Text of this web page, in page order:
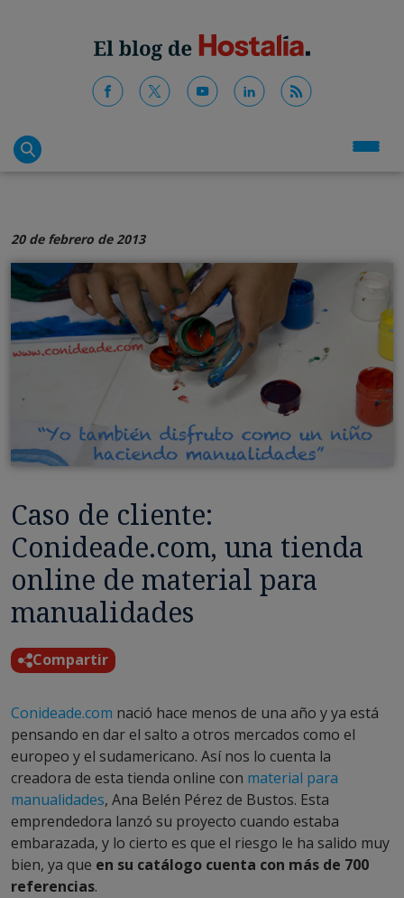
20 de febrero de 2013
Caso de cliente:
Conideade.com, una tienda
online de material para
manualidades
Compartir
Conideade.com nació hace menos de una año y ya está
pensando en dar el salto a otros mercados como el
europeo y el sudamericano. Así nos lo cuenta la
creadora de esta tienda online con material para
manualidades, Ana Belén Pérez de Bustos. Esta
emprendedora lanzó su proyecto cuando estaba
embarazada, y lo cierto es que el riesgo le ha salido muy
bien, ya que en su catálogo cuenta con más de 700
referencias.